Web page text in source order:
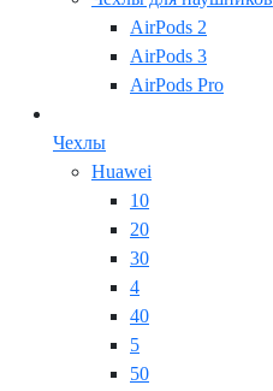
AirPods 2
AirPods 3
AirPods Pro
Чехлы
Huawei
10
20
30
4
40
5
50